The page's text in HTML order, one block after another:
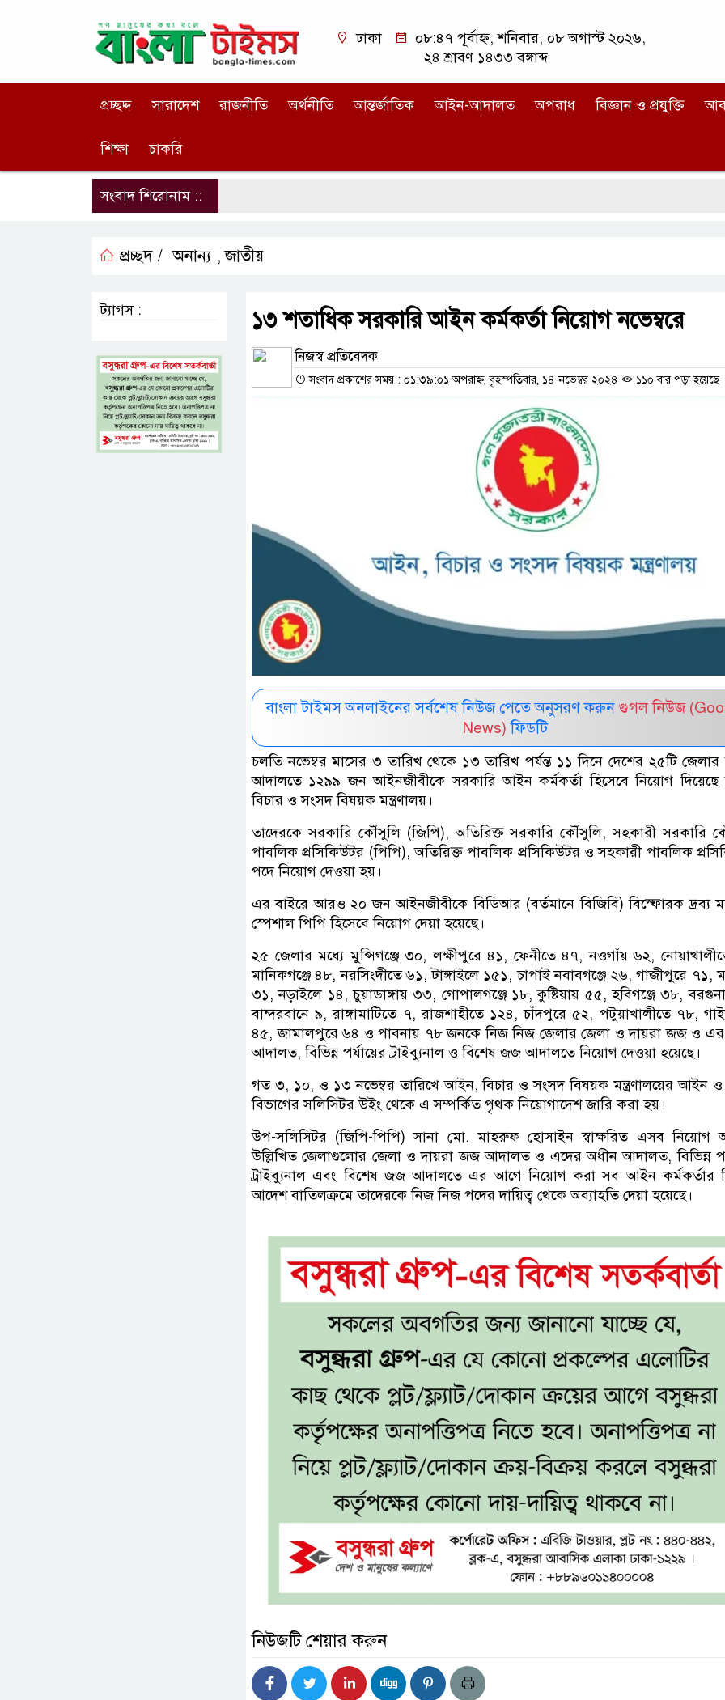
ঢাকা
০৮:৪৭ পূর্বাহ্ন, শনিবার, ০৮ অগাস্ট ২০২৬,
২৪ শ্রাবণ ১৪৩৩ বঙ্গাব্দ
প্রচ্ছদ্দ সারাদেশ রাজনীতি অর্থনীতি আন্তর্জাতিক আইন-আদালত অপরাধ বিজ্ঞান ও প্রযুক্তি
শিক্ষা চাকরি
সংবাদ শিরোনাম ::
প্রচ্ছদ / অনান্য ,জাতীয়
১৩ শতাধিক সরকারি আইন কর্মকর্তা নিয়োগ নভেম্বরে
নিজস্ব প্রতিবেদক
সংবাদ প্রকাশের সময় : ০১:৩৯:০১ অপরাহ্ন, বৃহস্পতিবার, ১৪ নভেম্বর ২০২৪ ১১০ বার পড়া হয়েছে
বাংলা টাইমস অনলাইনের সর্বশেষ নিউজ পেতে অনুসরণ করুন গুগল নিউজ
News) ফিডটি
চলতি নভেম্বর মাসের ৩ তারিখ থেকে ১৩ তারিখ পর্যন্ত ১১ দিনে দেশের ২৫টি জেলার
আদালতে ১২৯৯ জন আইনজীবীকে সরকারি আইন কর্মকর্তা হিসেবে নিয়োগ
বিচার ও সংসদ বিষয়ক মন্ত্রণালয়।
তাদেরকে সরকারি কৌঁসুলি (জিপি), অতিরিক্ত সরকারি কৌঁসুলি, সহকারী সরকারি
পাবলিক প্রসিকিউটর (পিপি), অতিরিক্ত পাবলিক প্রসিকিউটর ও সহকারী পাবলিক
পদে নিয়োগ দেওয়া হয়।
এর বাইরে আরও ২০ জন আইনজীবীকে বিডিআর (বর্তমানে বিজিবি) বিস্ফোরক দ্রব্য
স্পেশাল পিপি হিসেবে নিয়োগ দেয়া হয়েছে।
২৫ জেলার মধ্যে মুন্সিগঞ্জে ৩০, লক্ষীপুরে ৪১, ফেনীতে ৪৭, নওগাঁয় ৬২,
মানিকগঞ্জে ৪৮, নরসিংদীতে ৬১, টাঙ্গাইলে ১৫১, চাপাই নবাবগঞ্জে ২৬, গাজীপুরে ৭১,
৩১, নড়াইলে ১৪, চুয়াডাঙ্গায় ৩৩, গোপালগঞ্জে ১৮, কুষ্টিয়ায় ৫৫, হবিগঞ্জে ৩৮,
বান্দরবানে ৯, রাঙ্গামাটিতে ৭, রাজশাহীতে ১২৪, চাঁদপুরে ৫২, পটুয়াখালীতে ৭৮,
৪৫, জামালপুরে ৬৪ ও পাবনায় ৭৮ জনকে নিজ নিজ জেলার জেলা ও দায়রা জজ ও
আদালত, বিভিন্ন পর্যায়ের ট্রাইব্যুনাল ও বিশেষ জজ আদালতে নিয়োগ দেওয়া হয়েছে।
গত ৩, ১০, ও ১৩ নভেম্বর তারিখে আইন, বিচার ও সংসদ বিষয়ক মন্ত্রণালয়ের আইন ও
বিভাগের সলিসিটর উইং থেকে এ সম্পর্কিত পৃথক নিয়োগাদেশ জারি করা হয়।
উপ-সলিসিটর (জিপি-পিপি) সানা মো. মাহরুফ হোসাইন স্বাক্ষরিত এসব নিয়োগ
উল্লিখিত জেলাগুলোর জেলা ও দায়রা জজ আদালত ও এদের অধীন আদালত, বিভিন্ন
ট্রাইব্যুনাল এবং বিশেষ জজ আদালতে এর আগে নিয়োগ করা সব আইন কর্মকর্তার
আদেশ বাতিলক্রমে তাদেরকে নিজ নিজ পদের দায়িত্ব থেকে অব্যাহতি দেয়া হয়েছে।
নিউজটি শেয়ার করুন
ট্যাগস :